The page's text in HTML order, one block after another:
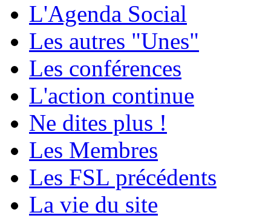
L'Agenda Social
Les autres "Unes"
Les conférences
L'action continue
Ne dites plus !
Les Membres
Les FSL précédents
La vie du site